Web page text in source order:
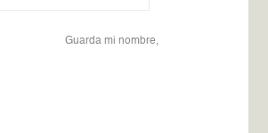
Guarda mi nombre,